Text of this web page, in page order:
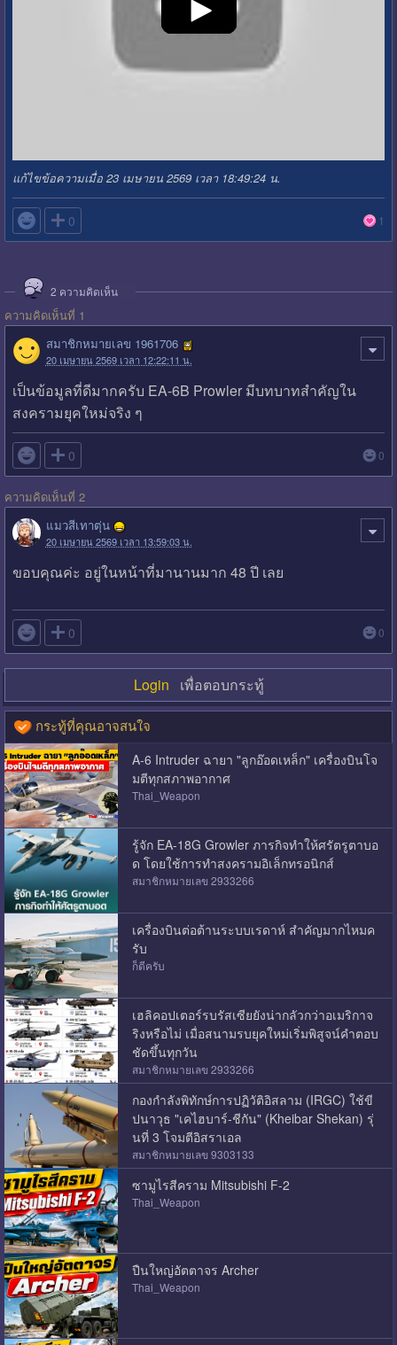
แก้ไขข้อความเมื่อ 23 เมษายน 2569 เวลา 18:49:24 น.
 0 1
2 ความคิดเห็น
ความคิดเห็นที่ 1
สมาชิกหมายเลข 1961706
20 เมษายน 2569 เวลา 12:22:11 น.
เป็นข้อมูลที่ดีมากครับ EA-6B Prowler มีบทบาทสำคัญใน
สงครามยุคใหม่จริง ๆ
 0 0
ความคิดเห็นที่ 2
แมวสีเทาตุ่น
20 เมษายน 2569 เวลา 13:59:03 น.
ขอบคุณค่ะ อยู่ในหน้าที่มานานมาก 48 ปี เลย
 0 0
Login เพื่อตอบกระทู้
กระทู้ที่คุณอาจสนใจ
A-6 Intruder ฉายา "ลูกอ๊อดเหล็ก" เครื่องบินโจ
มตีทุกสภาพอากาศ
Thai_Weapon
รู้จัก EA-18G Growler ภารกิจทำให้ศรัตรูตาบอ
ด โดยใช้การทำสงครามอิเล็กทรอนิกส์
สมาชิกหมายเลข 2933266
เครื่องบินต่อต้านระบบเรดาห์ สำคัญมากไหมค
รับ
ก็ดีครับ
เฮลิคอปเตอร์รบรัสเซียยังน่ากลัวกว่าอเมริกาจ
ริงหรือไม่ เมื่อสนามรบยุคใหม่เริ่มพิสูจน์คำตอบ
ชัดขึ้นทุกวัน
สมาชิกหมายเลข 2933266
กองกำลังพิทักษ์การปฏิวัติอิสลาม (IRGC) ใช้ขี
ปนาวุธ "เคไฮบาร์-ชีกัน" (Kheibar Shekan) รุ่
นที่ 3 โจมตีอิสราเอล
สมาชิกหมายเลข 9303133
ซามูไรสีคราม Mitsubishi F-2
Thai_Weapon
ปืนใหญ่อัตตาจร Archer
Thai_Weapon